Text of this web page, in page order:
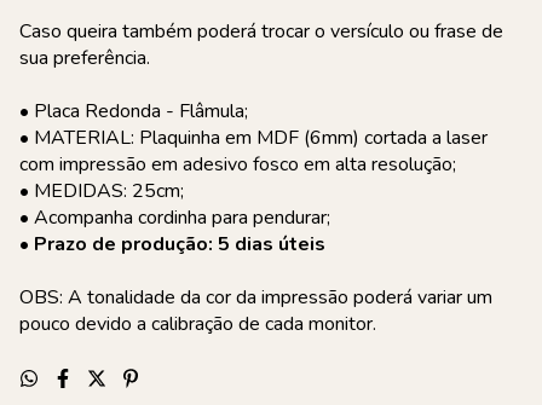
Caso queira também poderá trocar o versículo ou frase de
sua preferência.
• Placa Redonda - Flâmula;
• MATERIAL: Plaquinha em MDF (6mm) cortada a laser
com impressão em adesivo fosco em alta resolução;
• MEDIDAS: 25cm;
• Acompanha cordinha para pendurar;
• Prazo de produção: 5 dias úteis
OBS: A tonalidade da cor da impressão poderá variar um
pouco devido a calibração de cada monitor.